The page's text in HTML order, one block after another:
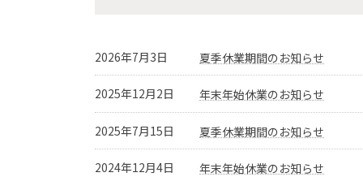
2026年7月3日 夏季休業期間のお知らせ
2025年12月2日 年末年始休業のお知らせ
2025年7月15日 夏季休業期間のお知らせ
2024年12月4日 年末年始休業のお知らせ